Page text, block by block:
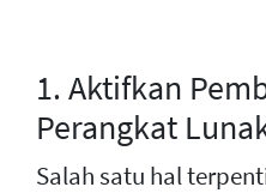
1. Aktifkan
Perangkat
Salah satu hal